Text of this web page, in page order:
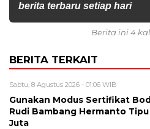
berita terbaru setiap hari
Berita ini 4
BERITA TERKAIT
Sabtu, 8 Agustus 2026 - 01:06 WIB
Gunakan Modus Sertifikat
Rudi Bambang Hermanto
Juta